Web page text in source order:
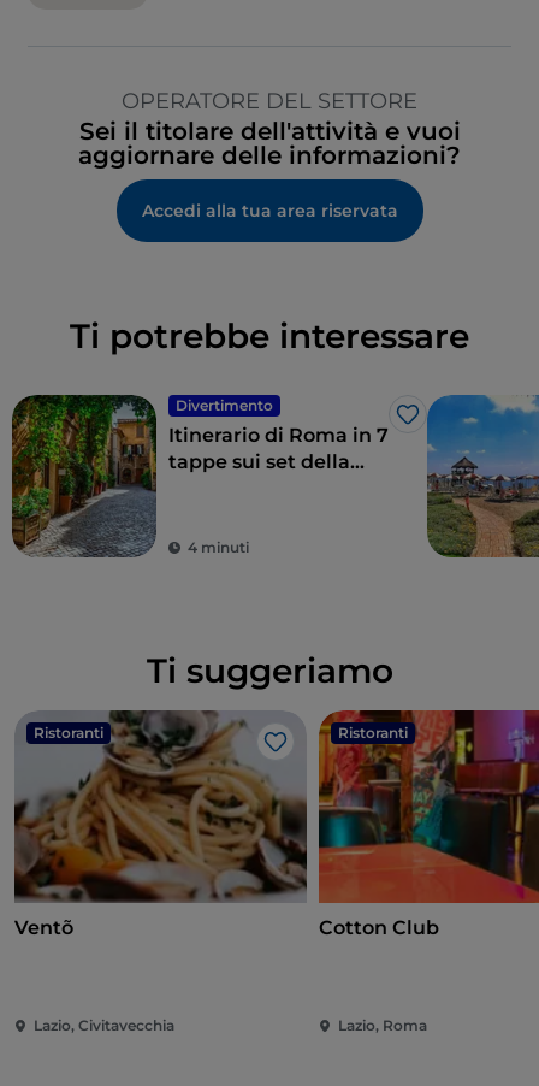
OPERATORE DEL SETTORE
Sei il titolare dell'attività e vuoi
aggiornare delle informazioni?
Accedi alla tua area riservata
Ti potrebbe interessare
Divertimento
Like
Itinerario di Roma in 7
tappe sui set della
quotidianamente
4 minuti
Ti suggeriamo
Ristoranti
Like
Ventõ
Lazio, Civitavecchia
Ristoranti
Cotton Club
Lazio, Roma